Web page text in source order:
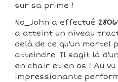
sur sa prime !
No_John a effectué
a atteint un niveau
delà de ce qu'un mortel
atteindre. Il sagit là
en chair et en os ! Au
impressionante